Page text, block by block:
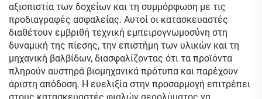
αξιοπιστία των δοχείων και τη συμμόρφωση με τις
προδιαγραφές ασφαλείας. Αυτοί οι κατασκευαστές
διαθέτουν εμβριθή τεχνική εμπειρογνωμοσύνη στη
δυναμική της πίεσης, την επιστήμη των υλικών και τη
μηχανική βαλβίδων, διασφαλίζοντας ότι τα προϊόντα
πληρούν αυστηρά βιομηχανικά πρότυπα και παρέχουν
άριστη απόδοση. Η ευελιξία στην προσαρμογή επιτρέπει